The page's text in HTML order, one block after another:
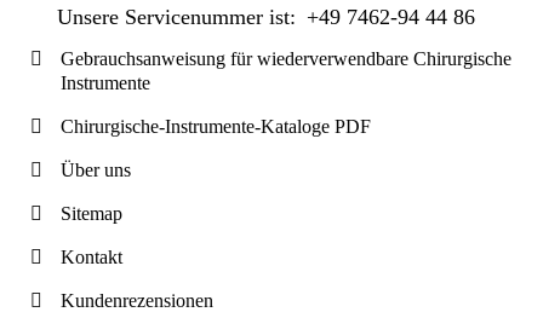
Unsere Servicenummer ist: +49 7462-94 44 86
Gebrauchsanweisung für wiederverwendbare Chirurgische
Instrumente
Chirurgische-Instrumente-Kataloge PDF
Über uns
Sitemap
Kontakt
Kundenrezensionen